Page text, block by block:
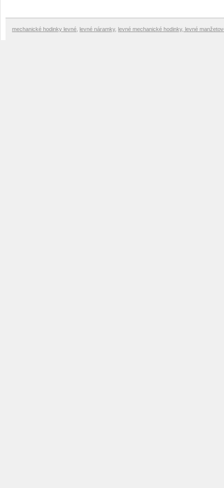
mechanické hodinky levné levné náramky, levné mechanické hodinky, levné